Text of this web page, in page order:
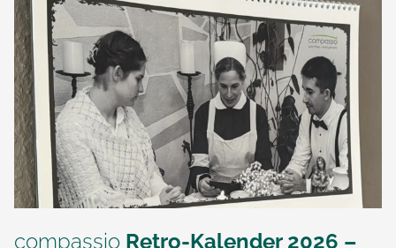
compassio Retro-Kalender 2026 –